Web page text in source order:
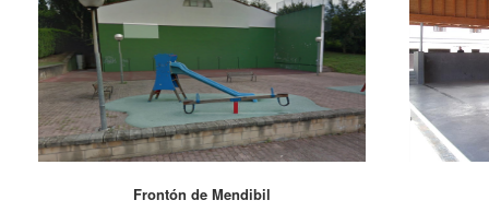
Frontón de Mendibil